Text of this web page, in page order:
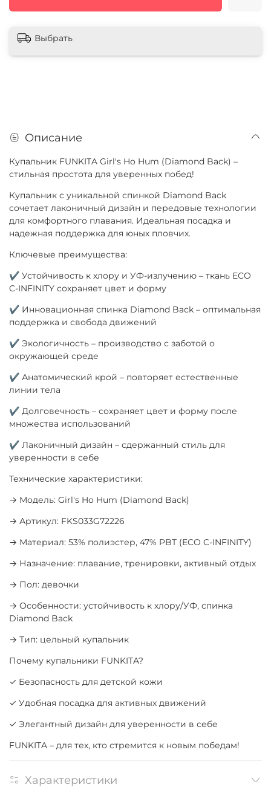
Выбрать
Описание
Купальник FUNKITA Girl's Ho Hum (Diamond Back) –
стильная простота для уверенных побед!
Купальник с уникальной спинкой Diamond Back
сочетает лаконичный дизайн и передовые технологии
для комфортного плавания. Идеальная посадка и
надежная поддержка для юных пловчих.
Ключевые преимущества:
✔ Устойчивость к хлору и УФ-излучению – ткань ECO
C-INFINITY сохраняет цвет и форму
✔ Инновационная спинка Diamond Back – оптимальная
поддержка и свобода движений
✔ Экологичность – производство с заботой о
окружающей среде
✔ Анатомический крой – повторяет естественные
линии тела
✔ Долговечность – сохраняет цвет и форму после
множества использований
✔ Лаконичный дизайн – сдержанный стиль для
уверенности в себе
Технические характеристики:
→ Модель: Girl's Ho Hum (Diamond Back)
→ Артикул: FKS033G72226
→ Материал: 53% полиэстер, 47% PBT (ECO C-INFINITY)
→ Назначение: плавание, тренировки, активный отдых
→ Пол: девочки
→ Особенности: устойчивость к хлору/УФ, спинка
Diamond Back
→ Тип: цельный купальник
Почему купальники FUNKITA?
✓ Безопасность для детской кожи
✓ Удобная посадка для активных движений
✓ Элегантный дизайн для уверенности в себе
FUNKITA – для тех, кто стремится к новым победам!
Характеристики